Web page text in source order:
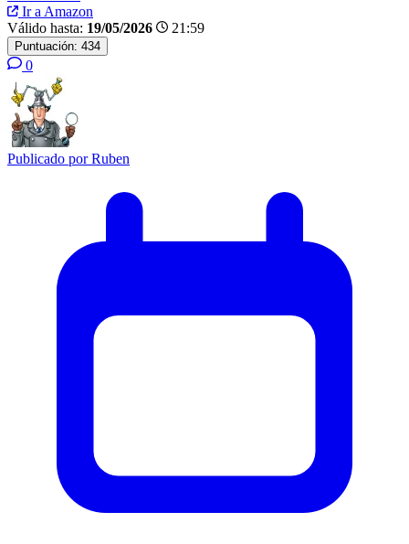
Ir a Amazon
Válido hasta: 19/05/2026 21:59
Puntuación: 434
0
Publicado porRuben